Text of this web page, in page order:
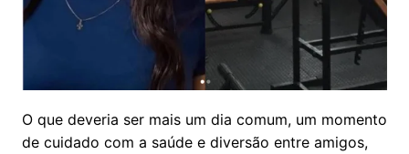
O que deveria ser mais um dia comum, um momento
de cuidado com a saúde e diversão entre amigos,